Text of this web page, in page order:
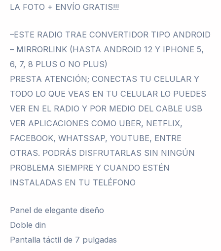
LA FOTO + ENVÍO GRATIS!!!
–ESTE RADIO TRAE CONVERTIDOR TIPO ANDROID
– MIRRORLINK (HASTA ANDROID 12 Y IPHONE 5,
6, 7, 8 PLUS O NO PLUS)
PRESTA ATENCIÓN; CONECTAS TU CELULAR Y
TODO LO QUE VEAS EN TU CELULAR LO PUEDES
VER EN EL RADIO Y POR MEDIO DEL CABLE USB
VER APLICACIONES COMO UBER, NETFLIX,
FACEBOOK, WHATSSAP, YOUTUBE, ENTRE
OTRAS. PODRÁS DISFRUTARLAS SIN NINGÚN
PROBLEMA SIEMPRE Y CUANDO ESTÉN
INSTALADAS EN TU TELÉFONO
Panel de elegante diseño
Doble din
Pantalla táctil de 7 pulgadas